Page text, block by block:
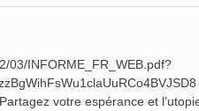
03/INFORME_FR_WEB.pdf?
votre espérance et